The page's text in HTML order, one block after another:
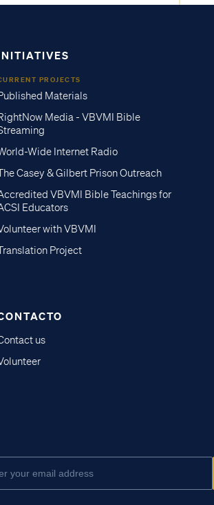
PROJECTS
Materials
Media - VBVMI Bible
Wide Internet Radio
Casey & Gilbert Prison Outreach
VBVMI Bible Teachings for
Educators
with VBVMI
Project
us